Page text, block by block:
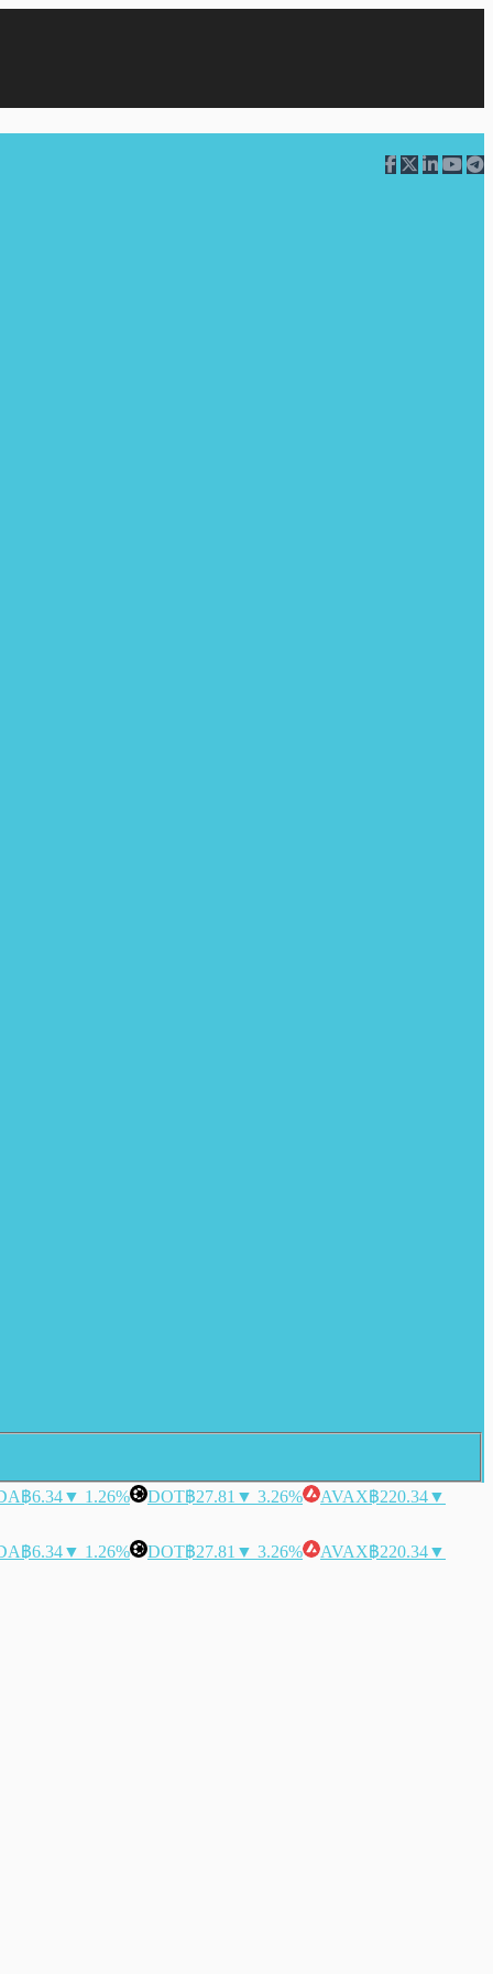
฿6.34▼ 1.26% DOT฿27.81 ▼ 3.26% AVAX฿220.34▼
฿6.34▼ 1.26% DOT฿27.81 ▼ 3.26% AVAX฿220.34▼